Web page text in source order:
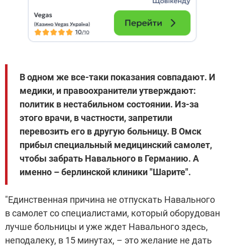
В одном же все-таки показания совпадают. И
медики, и правоохранители утверждают:
политик в нестабильном состоянии. Из-за
этого врачи, в частности, запретили
перевозить его в другую больницу. В Омск
прибыл специальный медицинский самолет,
чтобы забрать Навального в Германию. А
именно – берлинской клиники "Шарите".
"Единственная причина не отпускать Навального
в самолет со специалистами, который оборудован
лучше больницы и уже ждет Навального здесь,
неподалеку, в 15 минутах, – это желание не дать